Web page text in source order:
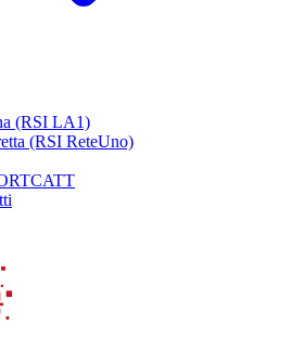
(RSI LA1)
(RSI ReteUno)